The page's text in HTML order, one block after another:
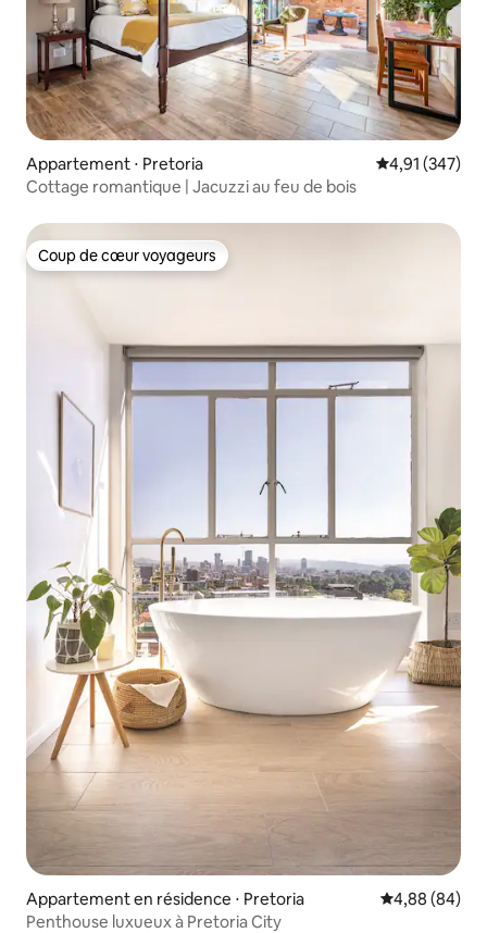
Appartement ⋅ Pretoria Évaluation
4,91 (347)
Cottage romantique | Jacuzzi au feu de bois
Coup de cœur voyageurs
Coup de cœur voyageurs
Appartement en résidence ⋅ Pretoria Évaluation
4,88 (84)
Penthouse luxueux à Pretoria City